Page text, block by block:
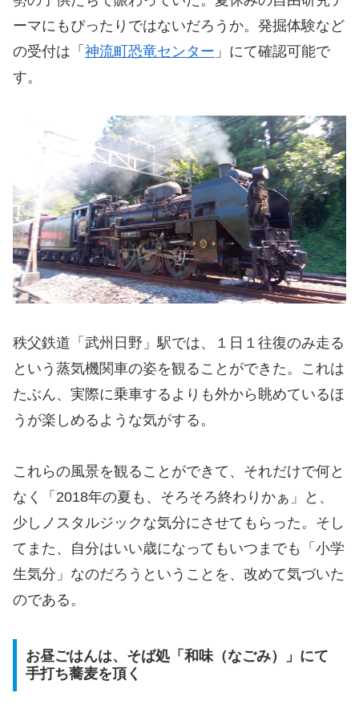
ーマにもぴったりではないだろうか。発掘体験など
の受付は「 神流町恐竜センター 」にて確認可能で
す。
秩父鉄道「武州日野」駅では、１日１往復のみ走る
という蒸気機関車の姿を観ることができた。これは
たぶん、実際に乗車するよりも外から眺めているほ
うが楽しめるような気がする。
これらの風景を観ることができて、それだけで何と
なく「2018年の夏も、そろそろ終わりかぁ」と、
少しノスタルジックな気分にさせてもらった。そし
てまた、自分はいい歳になってもいつまでも「小学
生気分」なのだろうということを、改めて気づいた
のである。
お昼ごはんは、そば処「和味（なごみ）」にて
手打ち蕎麦を頂く